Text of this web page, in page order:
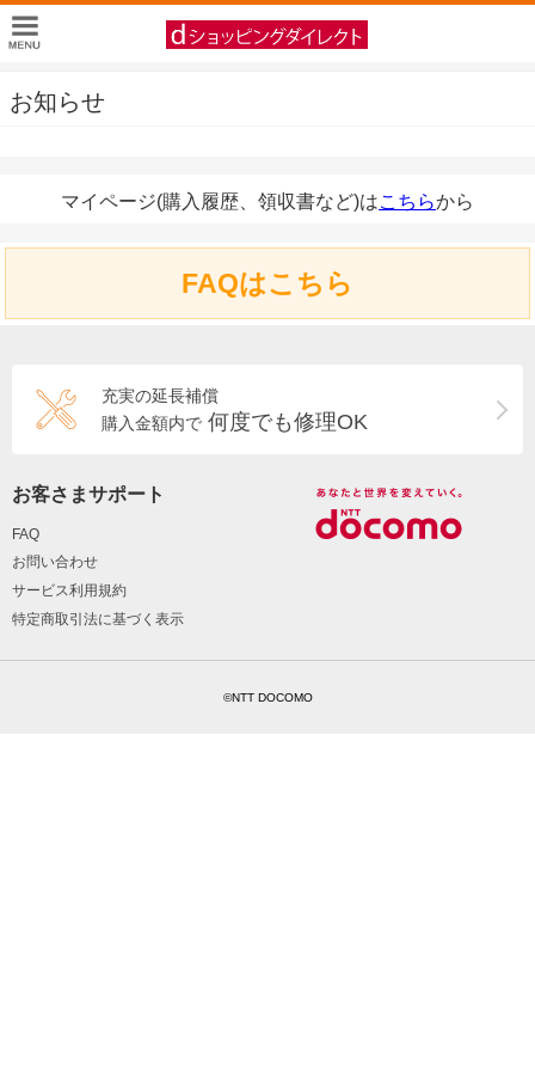
お知らせ
マイページ(購入履歴、領収書など)はこちらから
FAQはこちら
充実の延長補償
購入金額内で 何度でも修理OK
お客さまサポート
FAQ
お問い合わせ
サービス利用規約
特定商取引法に基づく表示
©NTT DOCOMO